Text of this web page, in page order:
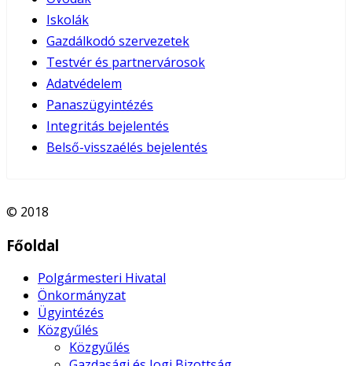
Iskolák
Gazdálkodó szervezetek
Testvér és partnervárosok
Adatvédelem
Panaszügyintézés
Integritás bejelentés
Belső-visszaélés bejelentés
© 2018
Főoldal
Polgármesteri Hivatal
Önkormányzat
Ügyintézés
Közgyűlés
Közgyűlés